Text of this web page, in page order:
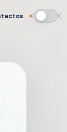
☀ ☾
Alternar tema